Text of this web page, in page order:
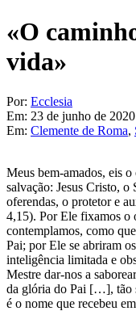
«O
vida»
Por: Ecclesia
Em: 23 de junho de 2020
Em: Clemente de Roma,
Meus bem-amados, eis
salvação: Jesus Cristo, o
oferendas, o protetor e
4,15). Por Ele fixamos o
contemplamos, como
Pai; por Ele se abriram
inteligência limitada e
Mestre dar-nos a
da glória do Pai […], tão
é o nome que recebeu